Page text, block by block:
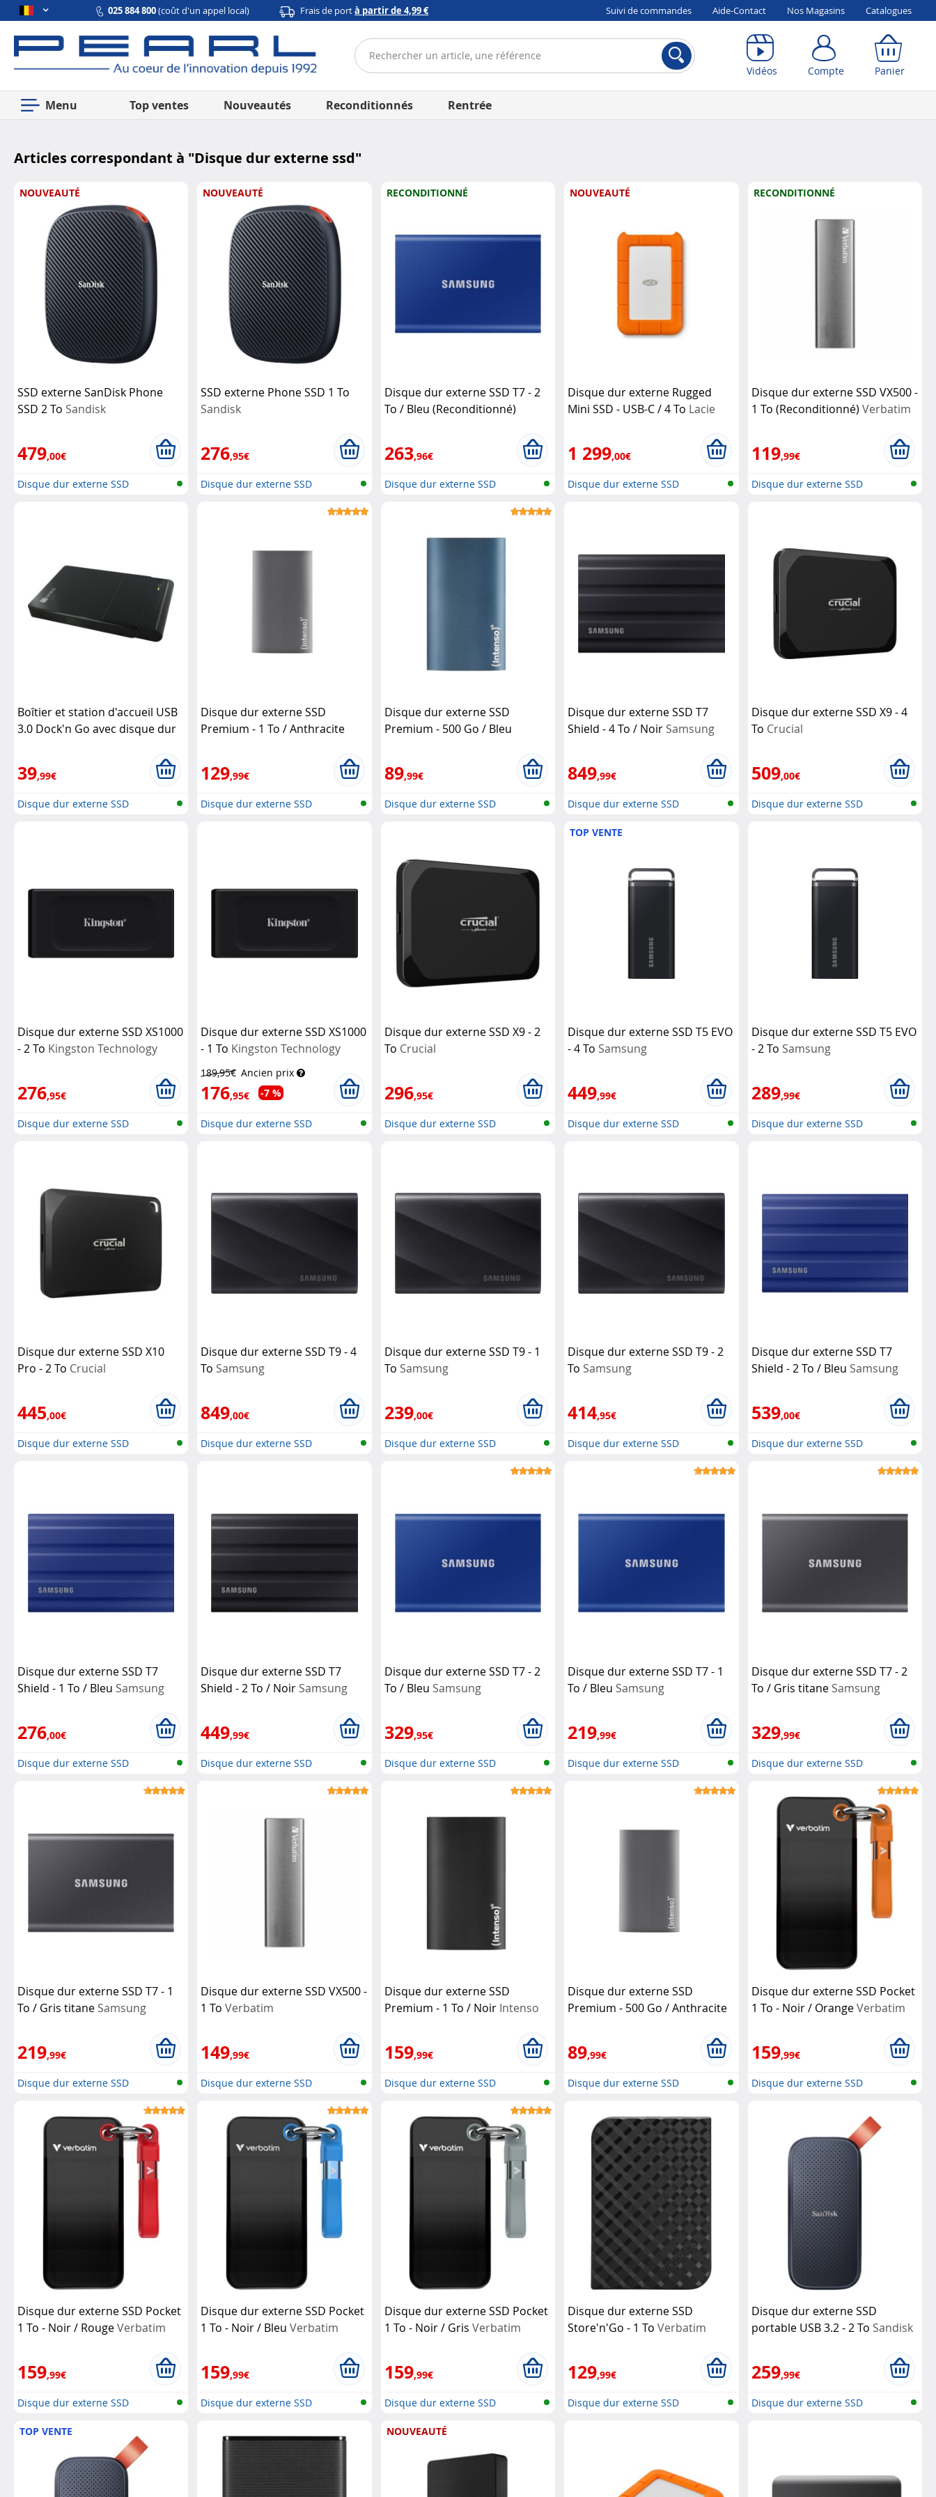
025 884 800(coût d'un appel local) Frais de portà partir de 4,99 € Suivi de commandes Aide-Contact Nos Magasins Catalogues
Vidéos Compte Panier
Menu Top ventes Nouveautés Reconditionnés Rentrée
Articles correspondant à "Disque dur externe ssd"
NOUVEAUTÉ
SSD externe SanDisk Phone
SSD 2 To Sandisk
479,00€
Disque dur externe SSD
NOUVEAUTÉ
SSD externe Phone SSD 1 To
Sandisk
276,95€
Disque dur externe SSD
RECONDITIONNÉ
Disque dur externe SSD T7 - 2
To / Bleu (Reconditionné)
263,96€
Disque dur externe SSD
NOUVEAUTÉ
Disque dur externe Rugged
Mini SSD - USB-C / 4 To Lacie
1 299,00€
Disque dur externe SSD
RECONDITIONNÉ
Disque dur externe SSD VX500 -
1 To (Reconditionné) Verbatim
119,99€
Disque dur externe SSD
Boîtier et station d'accueil USB
3.0 Dock'n Go avec disque dur
39,99€
Disque dur externe SSD
Disque dur externe SSD
Premium - 1 To / Anthracite
129,99€
Disque dur externe SSD
Disque dur externe SSD
Premium - 500 Go / Bleu
89,99€
Disque dur externe SSD
Disque dur externe SSD T7
Shield - 4 To / Noir Samsung
849,99€
Disque dur externe SSD
Disque dur externe SSD X9 - 4
To Crucial
509,00€
Disque dur externe SSD
Disque dur externe SSD XS1000
- 2 To Kingston Technology
276,95€
Disque dur externe SSD
Disque dur externe SSD XS1000
- 1 To Kingston Technology
189,95€ Ancien prix
176,95€ -7 %
Disque dur externe SSD
Disque dur externe SSD X9 - 2
To Crucial
296,95€
Disque dur externe SSD
TOP VENTE
Disque dur externe SSD T5 EVO
- 4 To Samsung
449,99€
Disque dur externe SSD
Disque dur externe SSD T5 EVO
- 2 To Samsung
289,99€
Disque dur externe SSD
Disque dur externe SSD X10
Pro - 2 To Crucial
445,00€
Disque dur externe SSD
Disque dur externe SSD T9 - 4
To Samsung
849,00€
Disque dur externe SSD
Disque dur externe SSD T9 - 1
To Samsung
239,00€
Disque dur externe SSD
Disque dur externe SSD T9 - 2
To Samsung
414,95€
Disque dur externe SSD
Disque dur externe SSD T7
Shield - 2 To / Bleu Samsung
539,00€
Disque dur externe SSD
Disque dur externe SSD T7
Shield - 1 To / Bleu Samsung
276,00€
Disque dur externe SSD
Disque dur externe SSD T7
Shield - 2 To / Noir Samsung
449,99€
Disque dur externe SSD
Disque dur externe SSD T7 - 2
To / Bleu Samsung
329,95€
Disque dur externe SSD
Disque dur externe SSD T7 - 1
To / Bleu Samsung
219,99€
Disque dur externe SSD
Disque dur externe SSD T7 - 2
To / Gris titane Samsung
329,99€
Disque dur externe SSD
Disque dur externe SSD T7 - 1
To / Gris titane Samsung
219,99€
Disque dur externe SSD
Disque dur externe SSD VX500 -
1 ToVerbatim
149,99€
Disque dur externe SSD
Disque dur externe SSD
Premium - 1 To / Noir Intenso
159,99€
Disque dur externe SSD
Disque dur externe SSD
Premium - 500 Go / Anthracite
89,99€
Disque dur externe SSD
Disque dur externe SSD Pocket
1 To - Noir / OrangeVerbatim
159,99€
Disque dur externe SSD
Disque dur externe SSD Pocket
1 To - Noir / RougeVerbatim
159,99€
Disque dur externe SSD
Disque dur externe SSD Pocket
1 To - Noir / BleuVerbatim
159,99€
Disque dur externe SSD
Disque dur externe SSD Pocket
1 To - Noir / Gris Verbatim
159,99€
Disque dur externe SSD
Disque dur externe SSD
Store'n'Go - 1 ToVerbatim
129,99€
Disque dur externe SSD
Disque dur externe SSD
portable USB 3.2 - 2 To Sandisk
259,99€
Disque dur externe SSD
TOP VENTE NOUVEAUTÉ
Compte Panier